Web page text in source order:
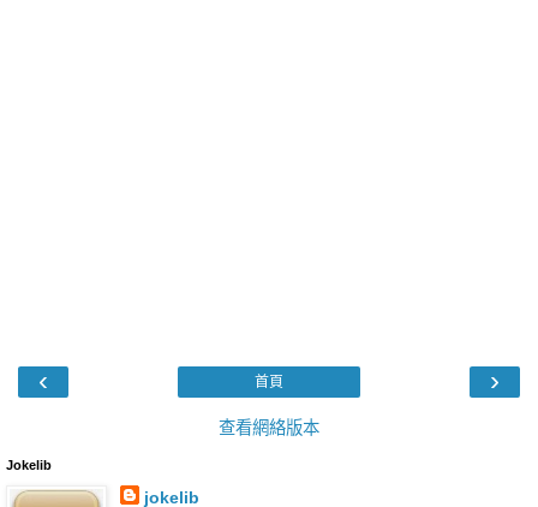
‹ ›
首頁
查看網絡版本
Jokelib
jokelib